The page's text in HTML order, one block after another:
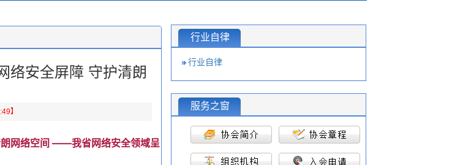
络安全屏障 守护清朗
】
朗网络空间 ——我省网络安全领域呈
行业自律
行业自律
服务之窗